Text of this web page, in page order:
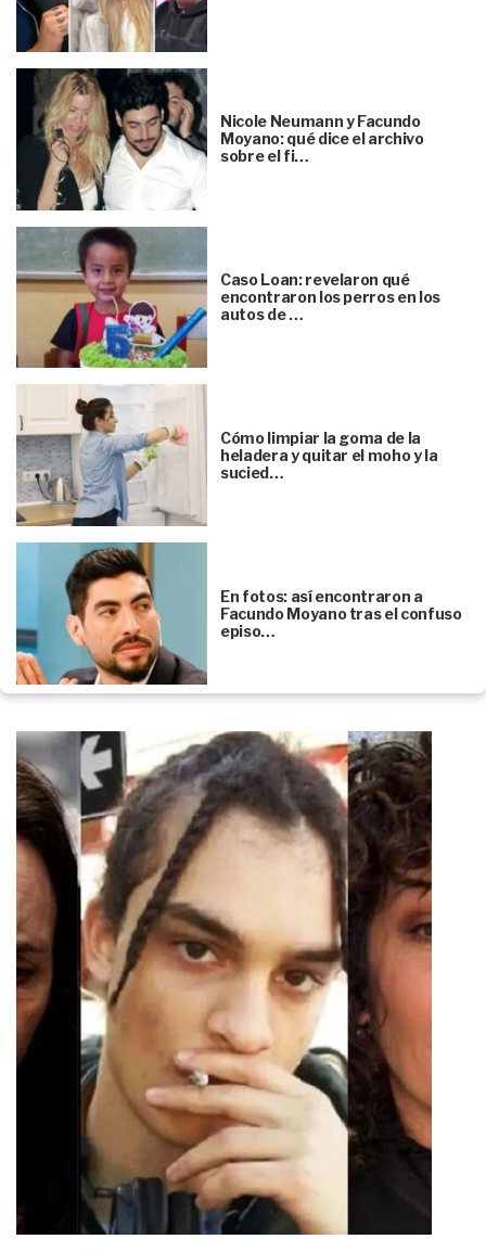
Nicole Neumann y Facundo
Moyano: qué dice el archivo
sobre el fi…
Caso Loan: revelaron qué
encontraron los perros en los
autos de …
Cómo limpiar la goma de la
heladera y quitar el moho y la
sucied…
En fotos: así encontraron a
Facundo Moyano tras el confuso
episo…